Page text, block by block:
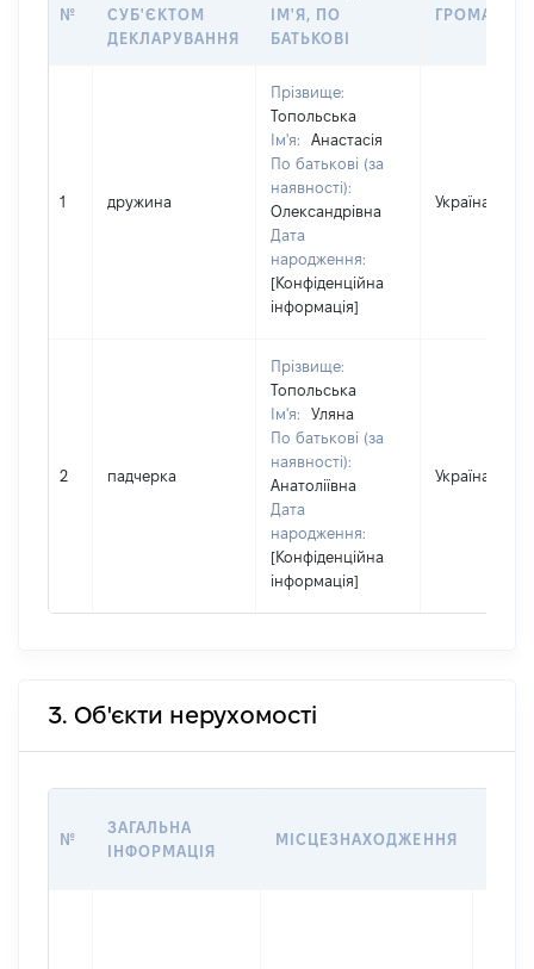
№
СУБ'ЄКТОМ
ДЕКЛАРУВАННЯ
ІМ'Я, ПО
БАТЬКОВІ
1 дружина
Прізвище:
Топольська
Ім'я:
Анастасія
По батькові (за
наявності):
Олександрівна
Дата
народження:
[Конфіденційна
інформація]
Україна
2 падчерка
Прізвище:
Топольська
Ім'я:
Уляна
По батькові (за
наявності):
Анатоліївна
Дата
народження:
[Конфіденційна
інформація]
Україна
3. Об'єкти нерухомості
№
ЗАГАЛЬНА
ІНФОРМАЦІЯ
МІСЦЕЗНАХОДЖЕННЯ